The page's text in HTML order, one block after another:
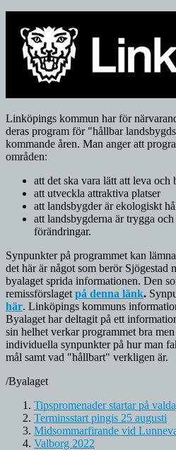
Linköpings kommun har för
deras program för "hållbar
kommande åren. Man anger att
områden:
att det ska vara lätt att leva
att utveckla attraktiva platser
att landsbygder är ekologiskt
att landsbygderna är trygga
förändringar.
Synpunkter på programmet kan
det här är något som berör Sjögestad
byalaget sprida informationen. Den
remissförslaget på denna länk.
här. Linköpings kommuns
Byalaget har deltagit på ett
sin helhet verkar programmet bra
individuella synpunkter på hur man
mål samt vad "hållbart" verkligen är.
/Byalaget
Tipspromenader startar på
Terminsstart pingis 25 augusti
Midsommarfirande vid
Valborg 2022